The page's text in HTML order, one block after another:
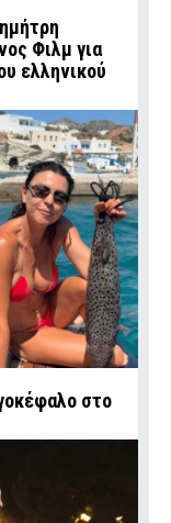
Φιλμ για
ελληνικού
στο